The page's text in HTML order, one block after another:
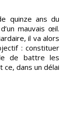
quinze ans du
mauvais œil.
il va alors
: constituer
de battre les
dans un délai